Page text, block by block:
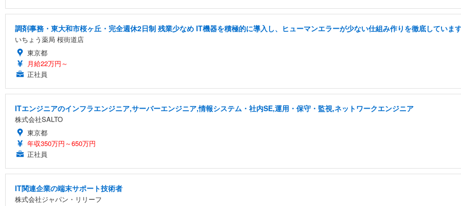
調剤事務・東大和市桜ヶ丘・完全週休2日制 残業少なめ IT機器を積極的に導入し、ヒューマンエラーが少ない仕組み作りを徹底していま
いちょう薬局 桜街道店
東京都
月給22万円～
正社員
ITエンジニアのインフラエンジニア,サーバーエンジニア,情報システム・社内SE,運用・保守・監視,ネットワークエンジニア
株式会社SALTO
東京都
年収350万円～650万円
正社員
IT関連企業の端末サポート技術者
株式会社ジャパン・リリーフ